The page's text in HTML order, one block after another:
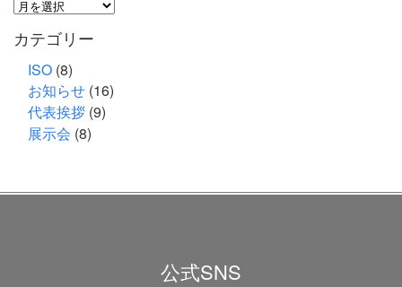
ア
カ
カテゴリー
ISO (8)
お知らせ (16)
代表挨拶 (9)
展示会 (8)
公式SNS